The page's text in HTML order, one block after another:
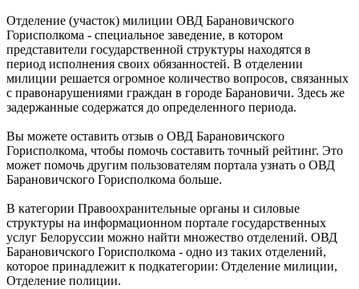
Отделение (участок) милиции ОВД Барановичского
Горисполкома - специальное заведение, в котором
представители государственной структуры находятся в
период исполнения своих обязанностей. В отделении
милиции решается огромное количество вопросов, связанных
с правонарушениями граждан в городе Барановичи. Здесь же
задержанные содержатся до определенного периода.
Вы можете оставить отзыв о ОВД Барановичского
Горисполкома, чтобы помочь составить точный рейтинг. Это
может помочь другим пользователям портала узнать о ОВД
Барановичского Горисполкома больше.
В категории Правоохранительные органы и силовые
структуры на информационном портале государственных
услуг Белоруссии можно найти множество отделений. ОВД
Барановичского Горисполкома - одно из таких отделений,
которое принадлежит к подкатегории: Отделение милиции,
Отделение полиции.